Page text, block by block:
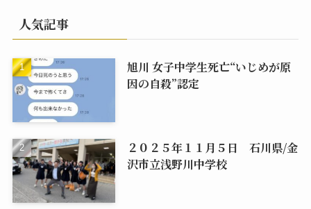
人気記事
旭川 女子中学生死亡“いじめが原
因の自殺”認定
２０２５年１１月５日 石川県/金
沢市立浅野川中学校